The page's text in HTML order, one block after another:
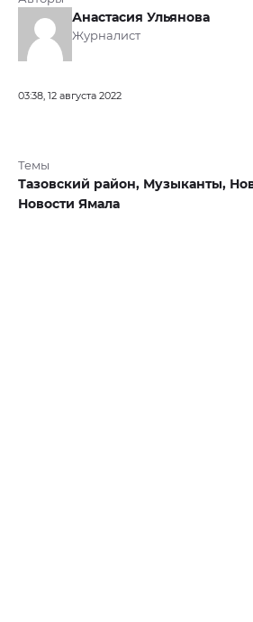
Анастасия Ульянова
Журналист
03:38, 12 августа 2022
Темы
Тазовский район, Музыканты,
Новости Ямала